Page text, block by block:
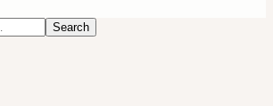
Search